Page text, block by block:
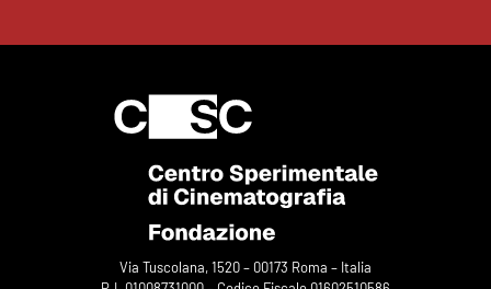
Via Tuscolana, 1520 – 00173 Roma – Italia